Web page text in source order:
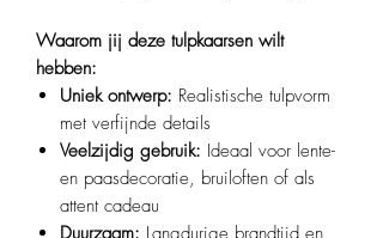
Waarom jij deze tulpkaarsen wilt
hebben:
Uniek ontwerp: Realistische tulpvorm
met verfijnde details
Veelzijdig gebruik: Ideaal voor lente-
en paasdecoratie, bruiloften of als
attent cadeau